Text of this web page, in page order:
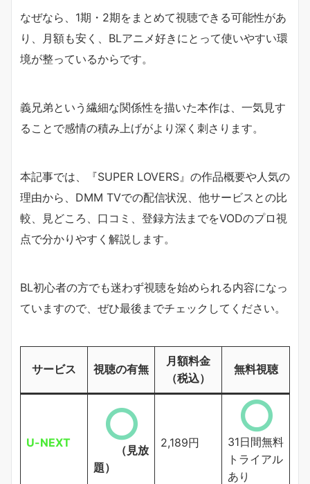
なぜなら、1期・2期をまとめて視聴できる可能性があ
り、月額も安く、BLアニメ好きにとって使いやすい環
境が整っているからです。
義兄弟という繊細な関係性を描いた本作は、一気見す
ることで感情の積み上げがより深く刺さります。
本記事では、『SUPER LOVERS』の作品概要や人気の
理由から、DMM TVでの配信状況、他サービスとの比
較、見どころ、口コミ、登録方法までをVODのプロ視
点で分かりやすく解説します。
BL初心者の方でも迷わず視聴を始められる内容になっ
ていますので、ぜひ最後までチェックしてください。
サービス 視聴の有無
月額料金
（税込）
無料視聴
U-NEXT
（見放
題）
2,189円
31日間無料
トライアル
あり